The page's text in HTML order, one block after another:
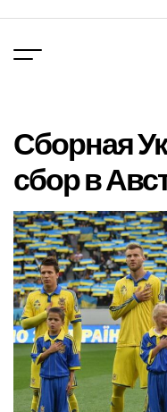
вмісту
Сборная
сбор в